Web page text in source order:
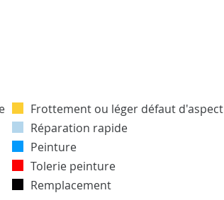
Frottement ou léger défaut d'aspect
Réparation rapide
Peinture
Tolerie peinture
Remplacement